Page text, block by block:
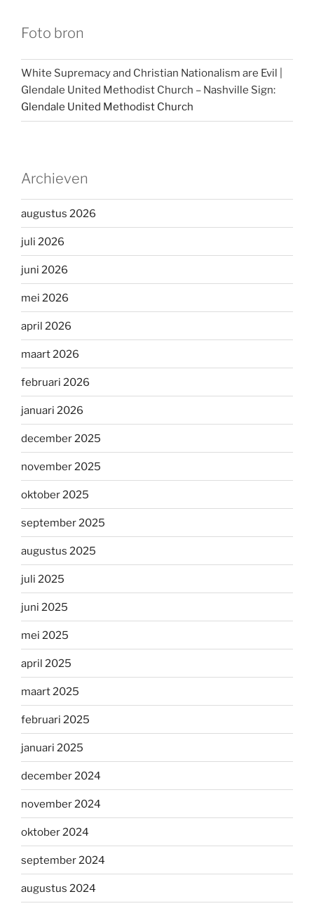
Foto bron
White Supremacy and Christian Nationalism are Evil |
Glendale United Methodist Church – Nashville Sign:
Glendale United Methodist Church
Archieven
augustus 2026
juli 2026
juni 2026
mei 2026
april 2026
maart 2026
februari 2026
januari 2026
december 2025
november 2025
oktober 2025
september 2025
augustus 2025
juli 2025
juni 2025
mei 2025
april 2025
maart 2025
februari 2025
januari 2025
december 2024
november 2024
oktober 2024
september 2024
augustus 2024